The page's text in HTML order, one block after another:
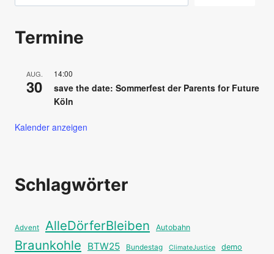
Termine
AUG.
30
14:00
save the date: Sommerfest der Parents for Future
Köln
Kalender anzeigen
Schlagwörter
Advent AlleDörferBleiben Autobahn
Braunkohle BTW25 Bundestag ClimateJustice demo